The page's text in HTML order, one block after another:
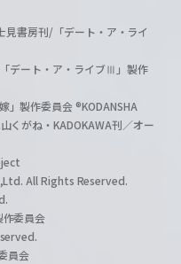
書房刊/「デート・ア・ライ
デート・ア・ライブⅢ」製作
製作委員会 ®KODANSHA
くがね・KADOKAWA刊／オー
All Rights Reserved.
委員会
員会